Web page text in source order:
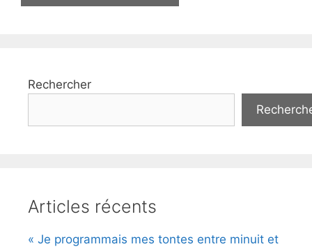
Rechercher
Articles récents
« Je programmais mes tontes entre minuit et